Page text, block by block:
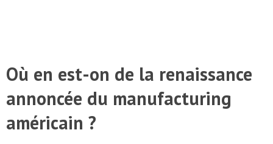
Où en est-on de la renaissance
annoncée du manufacturing
américain ?